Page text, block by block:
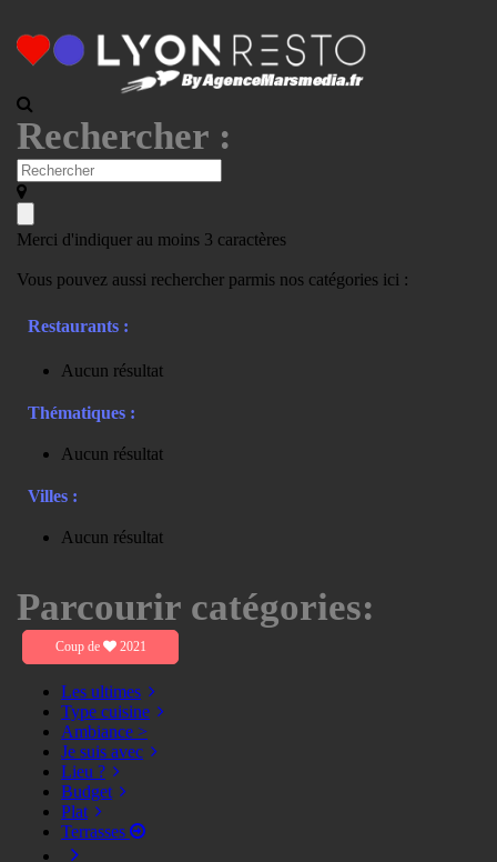
Rechercher :
Merci d'indiquer au moins 3 caractères
Vous pouvez aussi rechercher parmis nos catégories ici :
Restaurants :
Aucun résultat
Thématiques :
Aucun résultat
Villes :
Aucun résultat
Parcourir catégories:
Coup de 2021
Les ultimes
Type cuisine
Ambiance >
Je suis avec
Lieu ?
Budget
Plat
Terrasses